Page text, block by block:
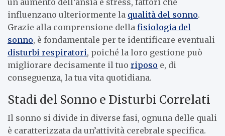
influenzano ulteriormente la qualità del sonno.
Grazie alla comprensione della fisiologia del
sonno, è fondamentale per te identificare eventuali
disturbi respiratori, poiché la loro gestione può
migliorare decisamente il tuo riposo e, di
conseguenza, la tua vita quotidiana.
Stadi del Sonno e Disturbi Correlati
Il sonno si divide in diverse fasi, ognuna delle quali
è caratterizzata da un’attività cerebrale specifica.